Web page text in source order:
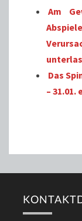
Am
Das
– 31.01.